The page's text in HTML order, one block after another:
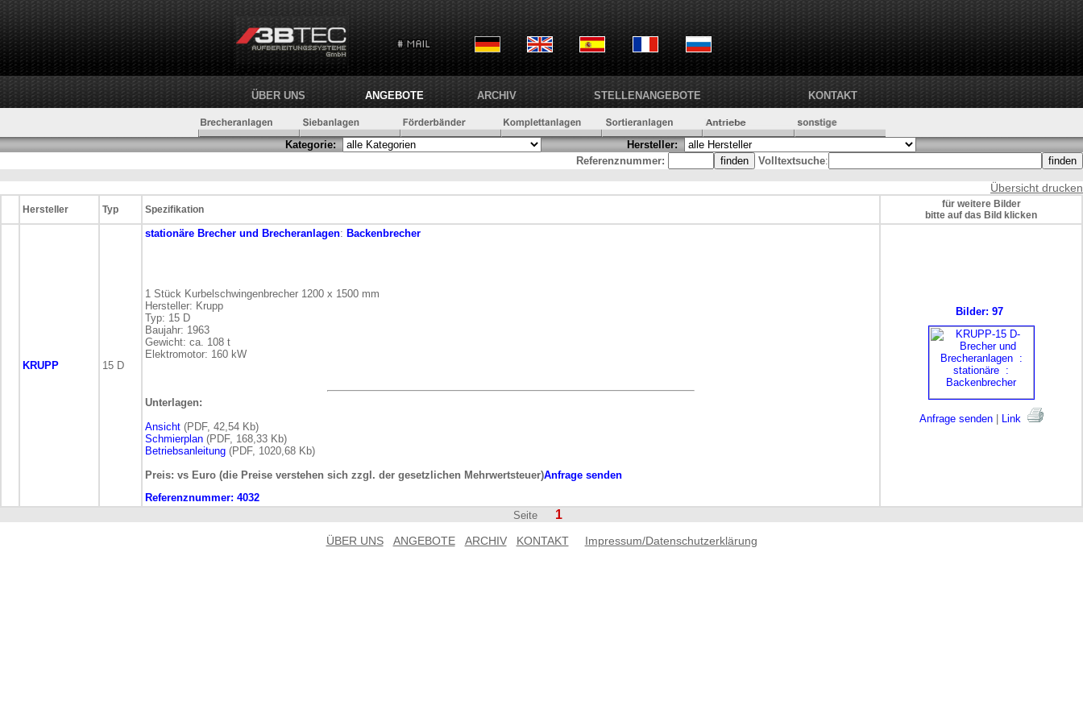
ÜBER UNS ANGEBOTE ARCHIV STELLENANGEBOTE KONTAKT
Kategorie:
Hersteller:
Referenznummer:
Volltextsuche:
Übersicht drucken
Hersteller Typ Spezifikation
für weitere Bilder
bitte auf das Bild klicken
KRUPP 15 D
stationäre Brecher und Brecheranlagen: Backenbrecher
1 Stück Kurbelschwingenbrecher 1200 x 1500 mm
Hersteller: Krupp
Typ: 15 D
Baujahr: 1963
Gewicht: ca. 108 t
Elektromotor: 160 kW
Unterlagen:
Ansicht (PDF, 42,54 Kb)
Schmierplan (PDF, 168,33 Kb)
Betriebsanleitung (PDF, 1020,68 Kb)
Preis: vs Euro (die Preise verstehen sich zzgl. der gesetzlichen Mehrwertsteuer)Anfrage senden
Referenznummer: 4032
Bilder: 97
Anfrage senden| Link
Seite 1
ÜBER UNS ANGEBOTE ARCHIV KONTAKT Impressum/Datenschutzerklärung